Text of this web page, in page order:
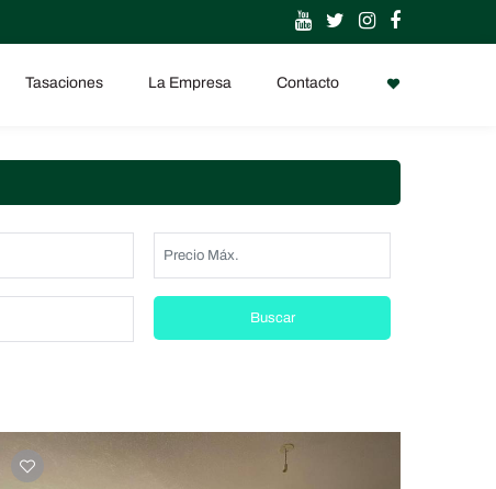
Tasaciones La Empresa Contacto
Buscar